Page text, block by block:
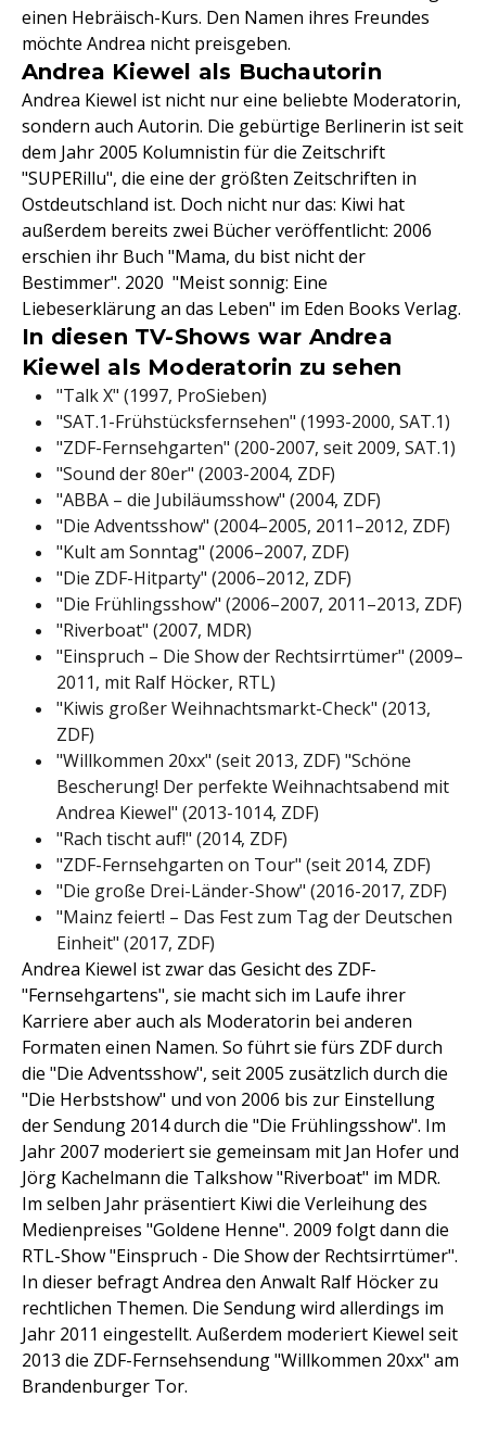
einen Hebräisch-Kurs. Den Namen ihres Freundes
möchte Andrea nicht preisgeben.
Andrea Kiewel als Buchautorin
Andrea Kiewel ist nicht nur eine beliebte Moderatorin,
sondern auch Autorin. Die gebürtige Berlinerin ist seit
dem Jahr 2005 Kolumnistin für die Zeitschrift
"SUPERillu", die eine der größten Zeitschriften in
Ostdeutschland ist. Doch nicht nur das: Kiwi hat
außerdem bereits zwei Bücher veröffentlicht: 2006
erschien ihr Buch "Mama, du bist nicht der
Bestimmer". 2020 "Meist sonnig: Eine
Liebeserklärung an das Leben" im Eden Books Verlag.
In diesen TV-Shows war Andrea
Kiewel als Moderatorin zu sehen
"Talk X" (1997, ProSieben)
"SAT.1-Frühstücksfernsehen" (1993-2000, SAT.1)
"ZDF-Fernsehgarten" (200-2007, seit 2009, SAT.1)
"Sound der 80er" (2003-2004, ZDF)
"ABBA – die Jubiläumsshow" (2004, ZDF)
"Die Adventsshow" (2004–2005, 2011–2012, ZDF)
"Kult am Sonntag" (2006–2007, ZDF)
"Die ZDF-Hitparty" (2006–2012, ZDF)
"Die Frühlingsshow" (2006–2007, 2011–2013, ZDF)
"Riverboat" (2007, MDR)
"Einspruch – Die Show der Rechtsirrtümer" (2009–
2011, mit Ralf Höcker, RTL)
"Kiwis großer Weihnachtsmarkt-Check" (2013,
ZDF)
"Willkommen 20xx" (seit 2013, ZDF) "Schöne
Bescherung! Der perfekte Weihnachtsabend mit
Andrea Kiewel" (2013-1014, ZDF)
"Rach tischt auf!" (2014, ZDF)
"ZDF-Fernsehgarten on Tour" (seit 2014, ZDF)
"Die große Drei-Länder-Show" (2016-2017, ZDF)
"Mainz feiert! – Das Fest zum Tag der Deutschen
Einheit" (2017, ZDF)
Andrea Kiewel ist zwar das Gesicht des ZDF-
"Fernsehgartens", sie macht sich im Laufe ihrer
Karriere aber auch als Moderatorin bei anderen
Formaten einen Namen. So führt sie fürs ZDF durch
die "Die Adventsshow", seit 2005 zusätzlich durch die
"Die Herbstshow" und von 2006 bis zur Einstellung
der Sendung 2014 durch die "Die Frühlingsshow". Im
Jahr 2007 moderiert sie gemeinsam mit Jan Hofer und
Jörg Kachelmann die Talkshow "Riverboat" im MDR.
Im selben Jahr präsentiert Kiwi die Verleihung des
Medienpreises "Goldene Henne". 2009 folgt dann die
RTL-Show "Einspruch - Die Show der Rechtsirrtümer".
In dieser befragt Andrea den Anwalt Ralf Höcker zu
rechtlichen Themen. Die Sendung wird allerdings im
Jahr 2011 eingestellt. Außerdem moderiert Kiewel seit
2013 die ZDF-Fernsehsendung "Willkommen 20xx" am
Brandenburger Tor.